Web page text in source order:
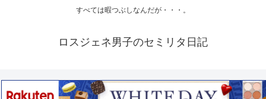
すべては暇つぶしなんだが・・・。
ロスジェネ男子のセミリタ日記